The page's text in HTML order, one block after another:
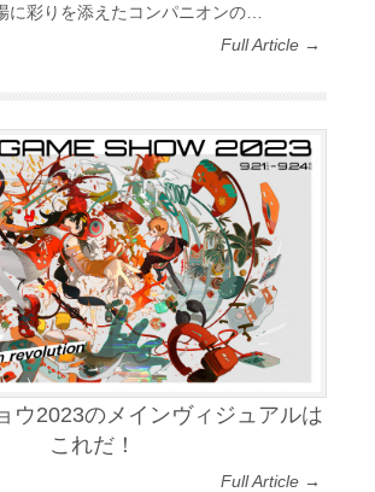
に彩りを添えたコンパニオンの…
Full Article →
ウ2023のメインヴィジュアルは
これだ！
Full Article →